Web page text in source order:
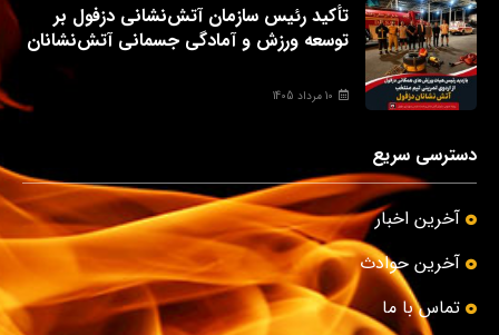
تأکید رئیس سازمان آتش‌نشانی دزفول بر
توسعه ورزش و آمادگی جسمانی آتش‌نشانان
10 مرداد 1405
دسترسی سریع
آخرین اخبار
آخرین حوادث
تماس با ما